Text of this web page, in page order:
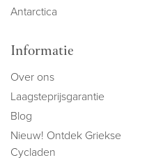
Antarctica
Informatie
Over ons
Laagsteprijsgarantie
Blog
Nieuw! Ontdek Griekse
Cycladen